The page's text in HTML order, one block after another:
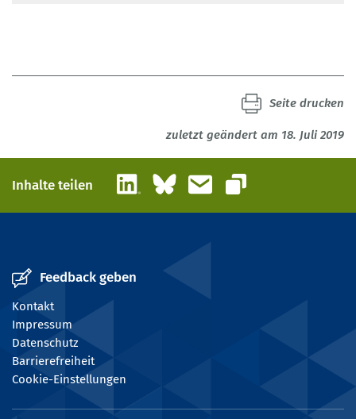
zuletzt geändert am 18. Juli 2019
Seite drucken
Inhalte teilen LinkedInBlueskyE-Mail
Link kopieren
Feedback geben
Kontakt
Impressum
Datenschutz
Barrierefreiheit
Cookie-Einstellungen